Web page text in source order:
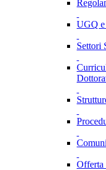
UGQ
Settori
Offerta